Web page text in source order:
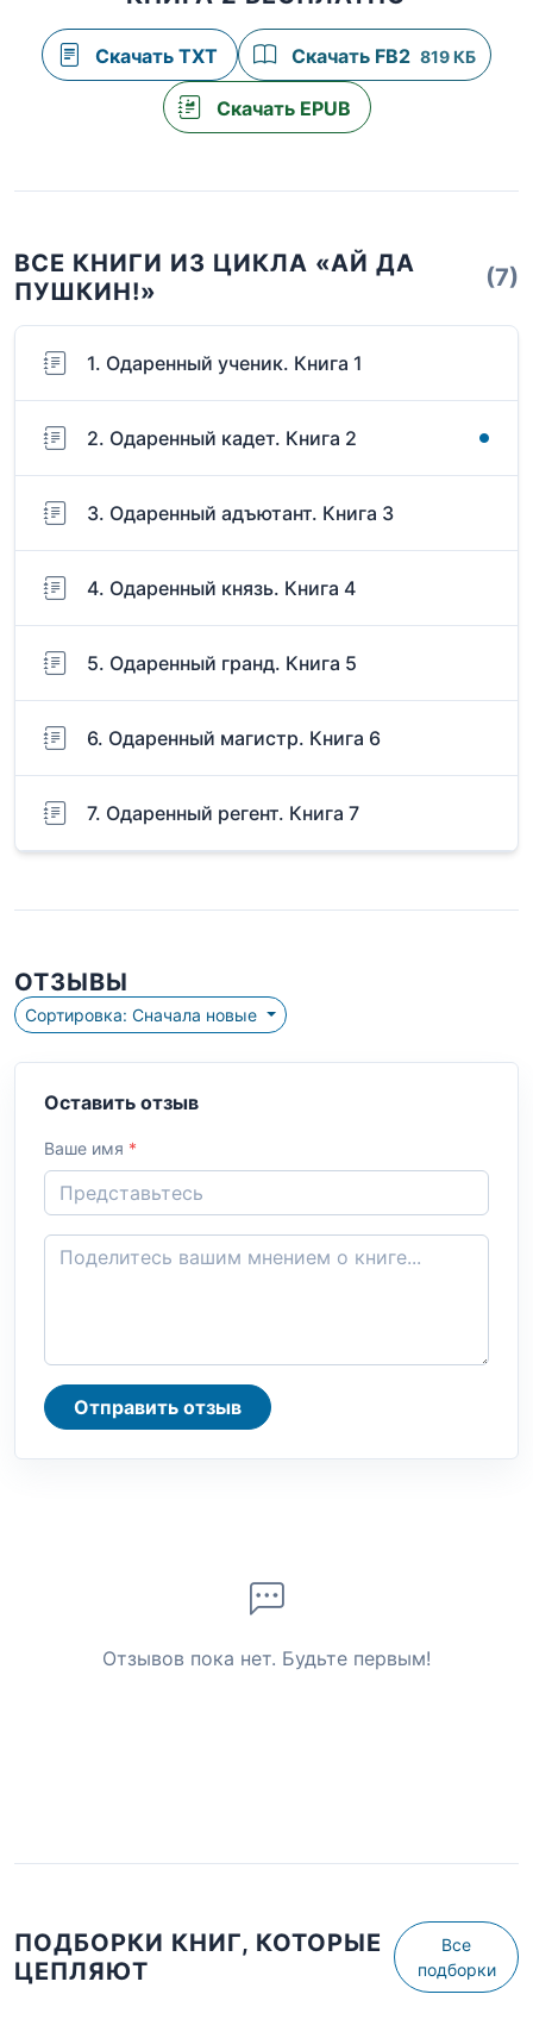
Скачать TXT Скачать FB2 819 КБ
Скачать EPUB
ВСЕ КНИГИ ИЗ ЦИКЛА «АЙ ДА
ПУШКИН!»
(7)
1. Одаренный ученик. Книга 1
2. Одаренный кадет. Книга 2
3. Одаренный адъютант. Книга 3
4. Одаренный князь. Книга 4
5. Одаренный гранд. Книга 5
6. Одаренный магистр. Книга 6
7. Одаренный регент. Книга 7
ОТЗЫВЫ
Сортировка: Сначала новые
Оставить отзыв
Ваше имя *
Отправить отзыв
Отзывов пока нет. Будьте первым!
ПОДБОРКИ КНИГ, КОТОРЫЕ
ЦЕПЛЯЮТ
Все
подборки